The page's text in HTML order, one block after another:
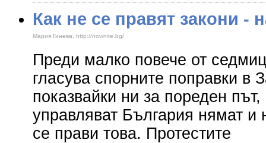
Как не се правят закони -
Мария Гинева, http://novinite.bg/
Преди малко повече от
гласува спорните поправки в
показвайки ни за пореден
управляват България нямат и
се прави това. Протестите